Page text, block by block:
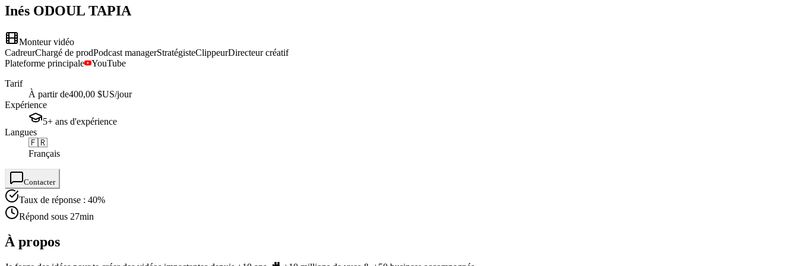
Inés ODOUL TAPIA
Monteur vidéo
CadreurChargé de prodPodcast managerStratégisteClippeurDirecteur créatif
Plateforme principale
YouTube
Tarif
À partir de400,00 $US/jour
Expérience
5+ ans d'expérience
Langues
🇫🇷
Français
Contacter
Taux de réponse : 40%
Répond sous 27min
À propos